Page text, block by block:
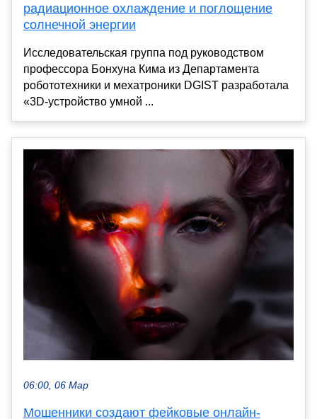
радиационное охлаждение и поглощение
солнечной энергии
Исследовательская группа под руководством
профессора Бонхуна Кима из Департамента
робототехники и мехатроники DGIST разработала
«3D-устройство умной ...
06:00, 06 Мар
Мошенники создают фейковые онлайн-